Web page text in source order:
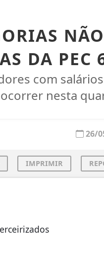
NÃO
DA PEC
com
nesta
26/
IMPRIMIR